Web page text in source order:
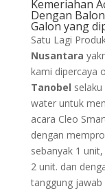
Kemeriahan
Dengan
Galon yang
Satu Lagi
Nusantara
kami dipercaya
Tanobel
water untuk
acara Cleo
dengan
sebanyak 1 unit,
2 unit. dan
tanggung